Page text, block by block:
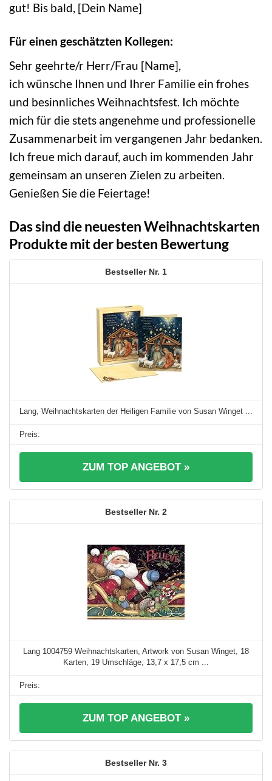
gut! Bis bald, [Dein Name]
Für einen geschätzten Kollegen:
Sehr geehrte/r Herr/Frau [Name],
ich wünsche Ihnen und Ihrer Familie ein frohes
und besinnliches Weihnachtsfest. Ich möchte
mich für die stets angenehme und professionelle
Zusammenarbeit im vergangenen Jahr bedanken.
Ich freue mich darauf, auch im kommenden Jahr
gemeinsam an unseren Zielen zu arbeiten.
Genießen Sie die Feiertage!
Das sind die neuesten Weihnachtskarten
Produkte mit der besten Bewertung
1
Lang, Weihnachtskarten der Heiligen Familie von Susan Winget ...
ZUM TOP ANGEBOT »
2
Lang 1004759 Weihnachtskarten, Artwork von Susan Winget, 18
Karten, 19 Umschläge, 13,7 x 17,5 cm ...
ZUM TOP ANGEBOT »
3